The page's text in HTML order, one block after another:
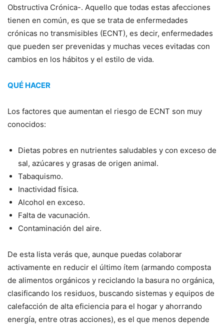
Obstructiva Crónica-. Aquello que todas estas afecciones
tienen en común, es que se trata de enfermedades
crónicas no transmisibles (ECNT), es decir, enfermedades
que pueden ser prevenidas y muchas veces evitadas con
cambios en los hábitos y el estilo de vida.
QUÉ HACER
Los factores que aumentan el riesgo de ECNT son muy
conocidos:
Dietas pobres en nutrientes saludables y con exceso de
sal, azúcares y grasas de origen animal.
Tabaquismo.
Inactividad física.
Alcohol en exceso.
Falta de vacunación.
Contaminación del aire.
De esta lista verás que, aunque puedas colaborar
activamente en reducir el último ítem (armando composta
de alimentos orgánicos y reciclando la basura no orgánica,
clasificando los residuos, buscando sistemas y equipos de
calefacción de alta eficiencia para el hogar y ahorrando
energía, entre otras acciones), es el que menos depende